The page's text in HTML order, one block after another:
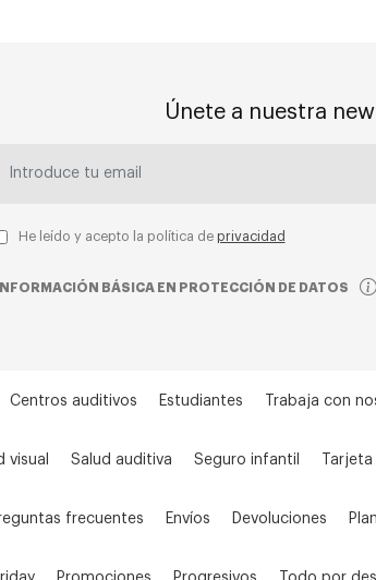
Únete a nuestra
He leído y acepto la política de privacidad
INFORMACIÓN BÁSICA EN PROTECCIÓN DE DATOS
Centros auditivos Estudiantes Trabaja con
visual Salud auditiva Seguro infantil
frecuentes Envíos Devoluciones